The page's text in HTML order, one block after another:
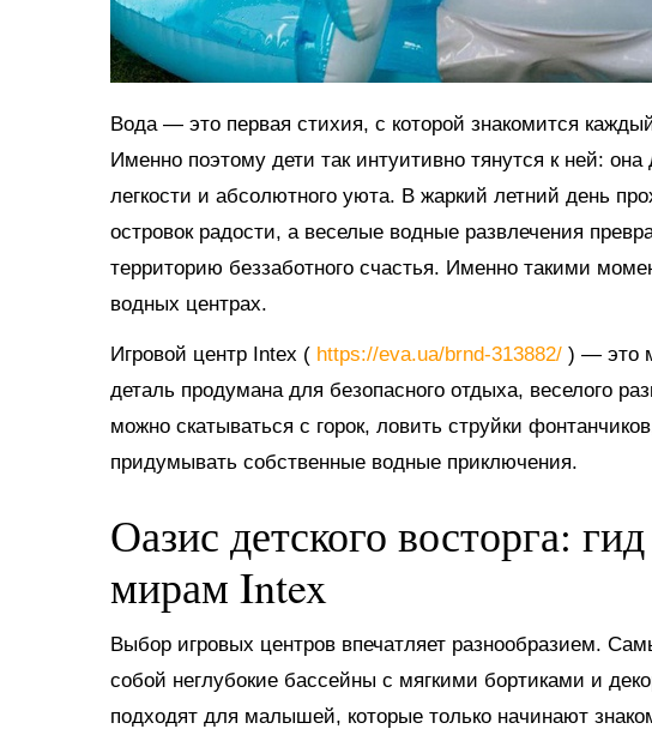
Вода — это первая стихия, с которой знакомится
Именно поэтому дети так интуитивно тянутся к ней:
легкости и абсолютного уюта. В жаркий летний день
островок радости, а веселые водные развлечения
территорию беззаботного счастья. Именно такими
водных центрах.
Игровой центр Intex ( https://eva.ua/brnd-313882/ ) — это
деталь продумана для безопасного отдыха, веселого
можно скатываться с горок, ловить струйки
придумывать собственные водные приключения.
Оазис детского восторга:
мирам Intex
Выбор игровых центров впечатляет разнообразием.
собой неглубокие бассейны с мягкими бортиками и
подходят для малышей, которые только начинают